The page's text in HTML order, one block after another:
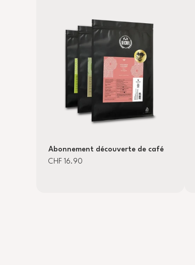
Abonnement découverte de café
CHF 16.90